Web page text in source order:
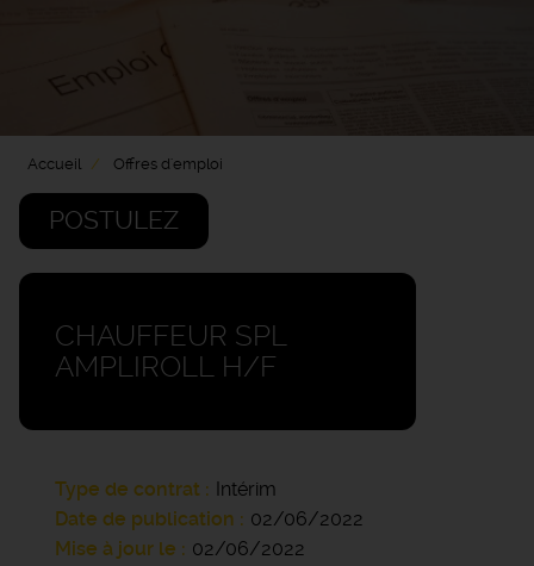
Accueil Offres d'emploi
POSTULEZ
CHAUFFEUR SPL
AMPLIROLL H/F
Type de contrat
Intérim
Date de publication
02/06/2022
Mise à jour le
02/06/2022